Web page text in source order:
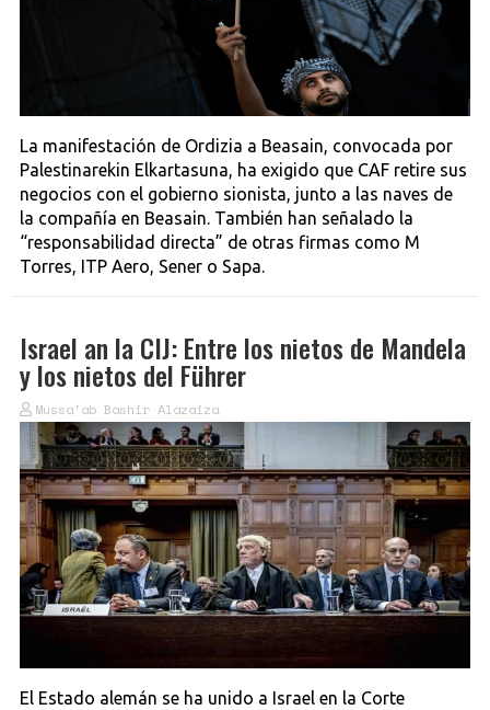
La manifestación de Ordizia a Beasain, convocada por
Palestinarekin Elkartasuna, ha exigido que CAF retire sus
negocios con el gobierno sionista, junto a las naves de
la compañía en Beasain. También han señalado la
“responsabilidad directa” de otras firmas como M
Torres, ITP Aero, Sener o Sapa.
Israel an la CIJ: Entre los nietos de Mandela
y los nietos del Führer
Mussa'ab Bashir Alazaiza
El Estado alemán se ha unido a Israel en la Corte